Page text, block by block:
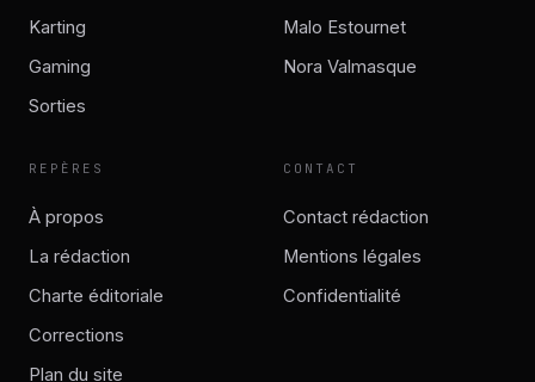
Karting
Gaming
Sorties
Malo Estournet
Nora Valmasque
REPÈRES
À propos
La rédaction
Charte éditoriale
Corrections
Plan du site
CONTACT
Contact rédaction
Mentions légales
Confidentialité